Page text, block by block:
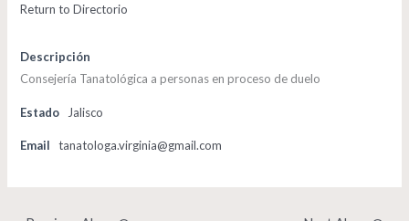
Return to Directorio
Descripción
Consejería Tanatológica a personas en proceso de duelo
Estado Jalisco
Email tanatologa.virginia@gmail.com